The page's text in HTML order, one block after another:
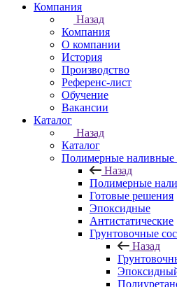
Компания
Назад
Компания
О компании
История
Производство
Референс-лист
Обучение
Вакансии
Каталог
Назад
Каталог
Полимерные
Назад
Полимерные
Готовые решения
Эпоксидные
Антистатические
Грунтовочные
Назад